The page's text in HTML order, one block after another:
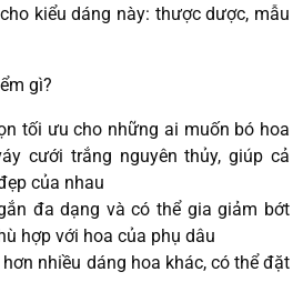
kiểu dáng này: thược dược, mẫu
gì?
tối ưu cho những ai muốn bó hoa
cưới trắng nguyên thủy, giúp cả
của nhau
đa dạng và có thể gia giảm bớt
hợp với hoa của phụ dâu
nhiều dáng hoa khác, có thể đặt